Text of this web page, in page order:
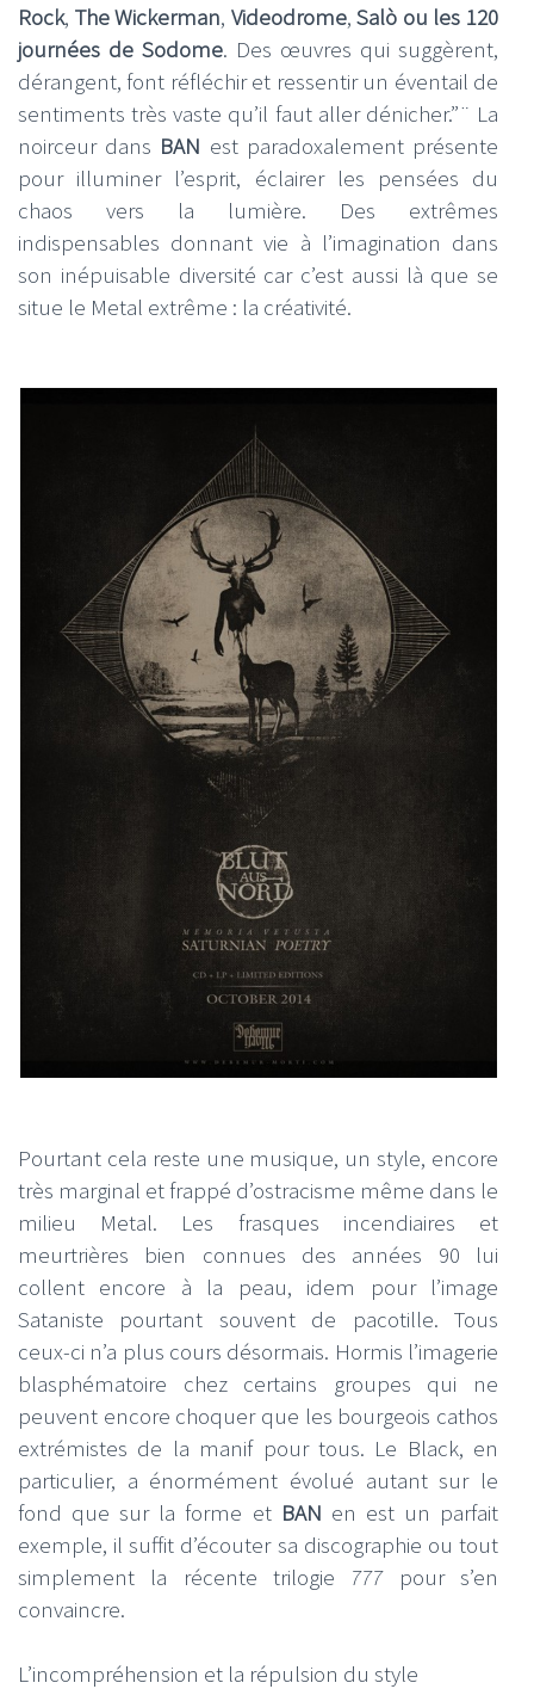
Rock, The Wickerman, Videodrome,Salò ou les 120
journées de Sodome. Des œuvres qui suggèrent,
dérangent, font réfléchir et ressentir un éventail de
sentiments très vaste qu’il faut aller dénicher.”¨ La
noirceur dans BAN est paradoxalement présente
pour illuminer l’esprit, éclairer les pensées du
chaos vers la lumière. Des extrêmes
indispensables donnant vie à l’imagination dans
son inépuisable diversité car c’est aussi là que se
situe le Metal extrême : la créativité.
Pourtant cela reste une musique, un style, encore
très marginal et frappé d’ostracisme même dans le
milieu Metal. Les frasques incendiaires et
meurtrières bien connues des années 90 lui
collent encore à la peau, idem pour l’image
Sataniste pourtant souvent de pacotille. Tous
ceux-ci n’a plus cours désormais. Hormis l’imagerie
blasphématoire chez certains groupes qui ne
peuvent encore choquer que les bourgeois cathos
extrémistes de la manif pour tous. Le Black, en
particulier, a énormément évolué autant sur le
fond que sur la forme et BAN en est un parfait
exemple, il suffit d’écouter sa discographie ou tout
simplement la récente trilogie 777pour s’en
convaincre.
L’incompréhension et la répulsion du style